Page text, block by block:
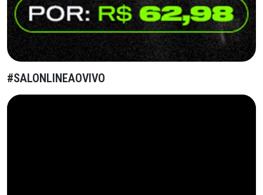
#SALONLINEAOVIVO